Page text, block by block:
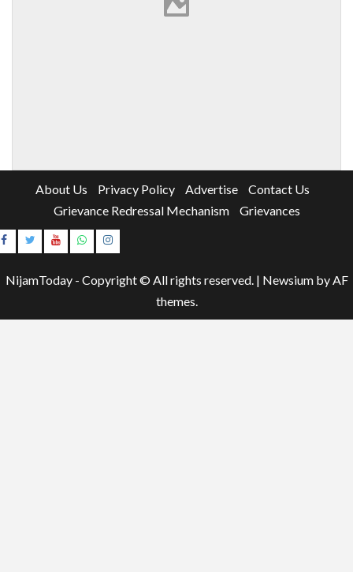
About Us Privacy Policy Advertise
Contact Us
Grievance Redressal Mechanism
Grievances
Instagram
NijamToday - Copyright © All rights reserved. | Newsiumby AF
themes.